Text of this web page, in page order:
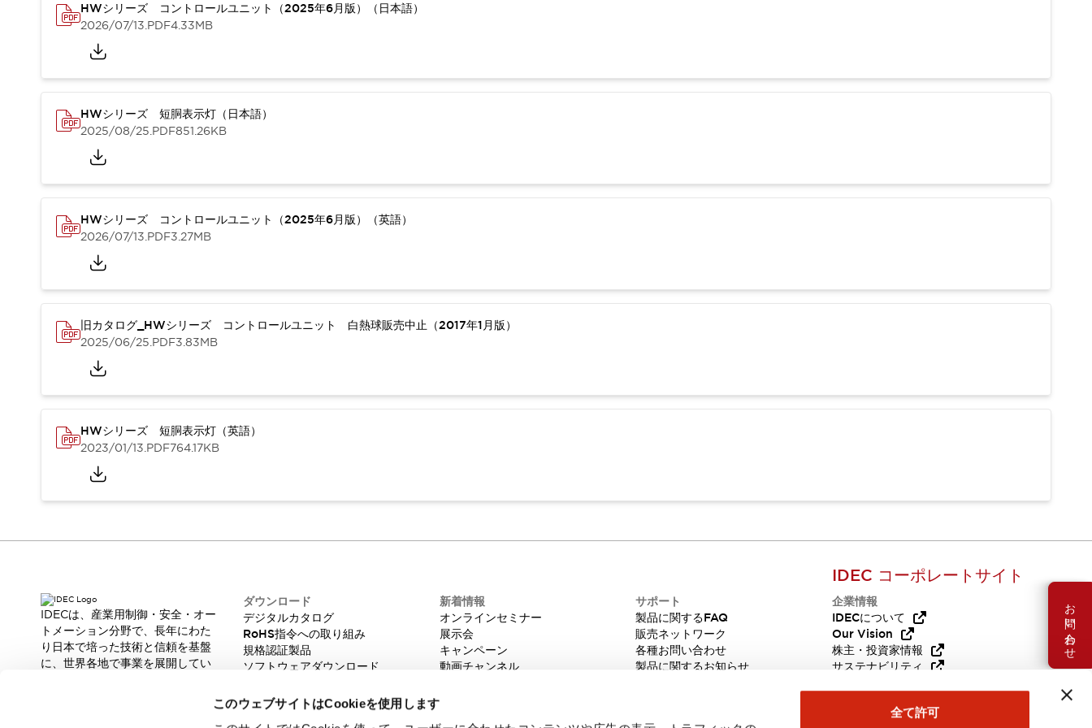
このウェブサイトはCookieを使用します
全て許可
重量物搬送アシスト
COLLABORATIVE ROBOTS
SWD搭載 AMR開発キット
防爆技術への取り組み
防爆関連の法律・政令・省令
防爆安全セミナー
アプリケーション・事例
一覧を表示する
商品箱詰め装置
人と機械の接点を清潔に
デジタルカタログRoHS指令への取り組み
規格認証製品
ソフトウェアダウンロード
Automation Organizer
スマートリレー専用プログラミングソフトウェア
オートメーション製品プログラミングソフトウェア
一覧を表示する
一覧を表示する
オンラインセミナー
共催オンラインセミナー
一覧を表示する
キャンペーン
動画チャンネル
技術コラム
お問い合わせ
HWシリーズ コントロールユニット（2025年6月版）（日本語）
2026/07/13.PDF4.33MB
HWシリーズ 短胴表示灯（日本語）
2025/08/25.PDF851.26KB
HWシリーズ コントロールユニット（2025年6月版）（英語）
2026/07/13.PDF3.27MB
旧カタログ_HWシリーズ コントロールユニット 白熱球販売中止（2017年1月版）
2025/06/25.PDF3.83MB
HWシリーズ 短胴表示灯（英語）
2023/01/13.PDF764.17KB
IDECは、産業用制御・安全・オー
トメーション分野で、長年にわた
り日本で培った技術と信頼を基盤
に、世界各地で事業を展開してい
ダウンロード
デジタルカタログ
RoHS指令への取り組み
規格認証製品
ソフトウェアダウンロード
新着情報
オンラインセミナー
展示会
キャンペーン
動画チャンネル
IDEC ニュースレター
サポート
製品に関するFAQ
販売ネットワーク
各種お問い合わせ
製品に関するお知らせ
IDEC コーポレートサイト
企業情報
IDECについて
Our Vision
株主・投資家情報
サステナビリティ